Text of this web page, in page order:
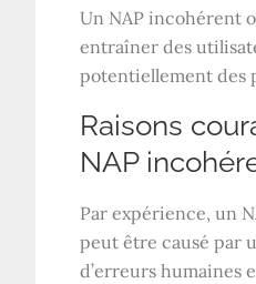
Un NAP incohérent
entraîner des
potentiellement des
Raisons
NAP
Par expérience, un
peut être causé par
d’erreurs humaines